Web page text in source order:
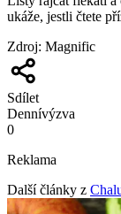
ukáže, jestli čtete
Zdroj: Magnific
Sdílet
Dennívýzva
0
Reklama
Další články z